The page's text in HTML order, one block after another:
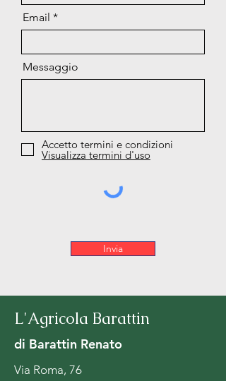
Email
Messaggio
Accetto termini e condizioni
Visualizza termini d'uso
Invia
L'Agricola Barattin
di Barattin Renato
Via Roma, 76